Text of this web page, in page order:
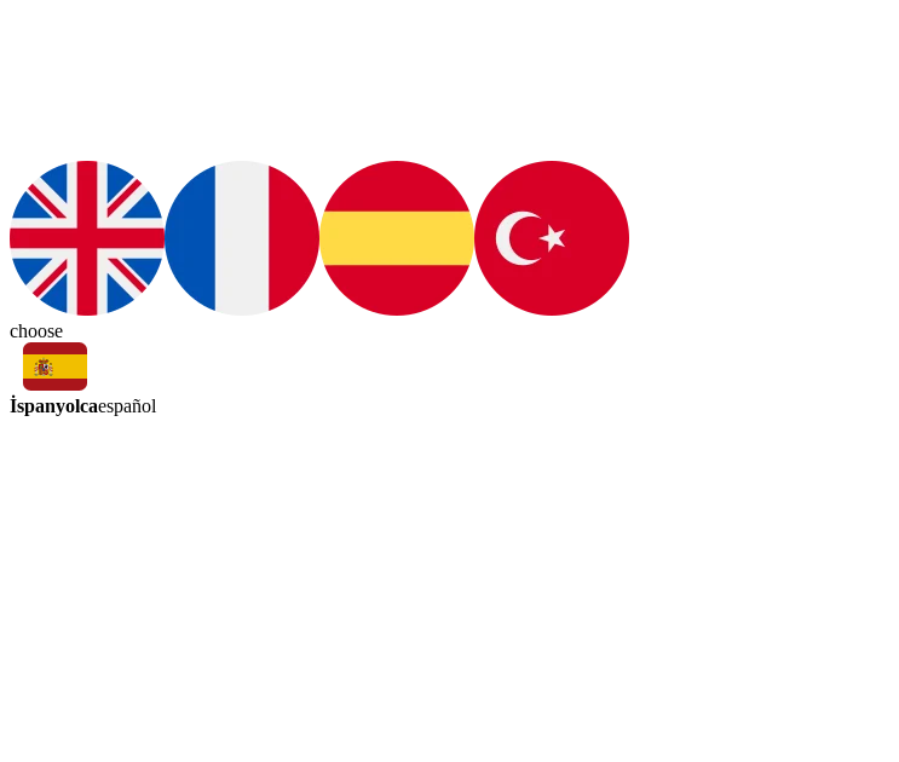
choose
İspanyolcaespañol